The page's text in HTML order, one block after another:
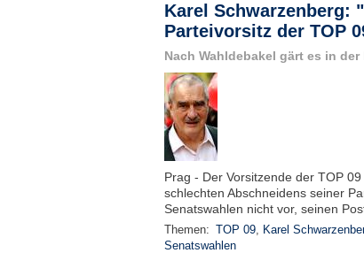
Karel Schwarzenberg:
Parteivorsitz der TOP
Nach Wahldebakel gärt es in
Prag - Der Vorsitzende der TOP
schlechten Abschneidens seiner
Senatswahlen nicht vor, seinen
Themen: TOP 09, Karel
Senatswahlen